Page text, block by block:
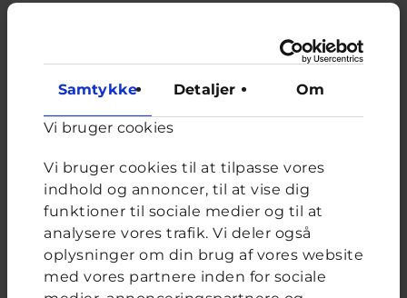
Samtykke Detaljer Om
Vi bruger cookies
Vi bruger cookies til at tilpasse vores
indhold og annoncer, til at vise dig
funktioner til sociale medier og til at
analysere vores trafik. Vi deler også
oplysninger om din brug af vores website
med vores partnere inden for sociale
er en spiseforstyrrelse. Jeg spiser ikke
portion aftensmad. Nogle gange ender jeg
at kaste op. De seneste to uger har jeg følt mig
svimmel, træt, mit hjerte...
Lukas, frivillig uddannet ungerådgiver hos Cyberhus
svaret på dette spørgsmål